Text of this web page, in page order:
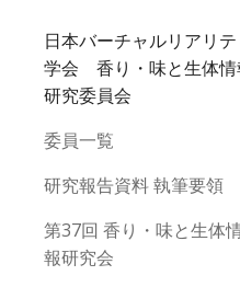
日本バーチャルリアリテ
学会 香り・味と生体情
研究委員会
委員一覧
研究報告資料 執筆要領
第37回 香り・味と生体
報研究会